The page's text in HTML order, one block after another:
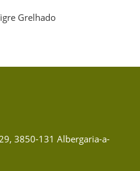
Grelhado
3850-131 Albergaria-a-